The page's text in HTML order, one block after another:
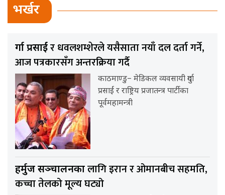
भर्खर
दुर्गा प्रसाईंर धवलशम्शेरले यसैसाता नयाँ दल दर्ता गर्ने,
आज पत्रकारसँग अन्तरक्रिया गर्दै
काठमाण्डु– मेडिकल व्यवसायी दुर्गा
प्रसाईं र राष्ट्रिय प्रजातन्त्र पार्टीका
पूर्वमहामन्त्री
हर्मुज सञ्चालनकालागि इरान र ओमानबीच सहमति,
कच्चा तेलको मूल्य घट्यो